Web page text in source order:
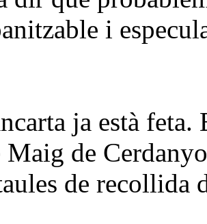
i
ja està feta.
Maig de
de recollida